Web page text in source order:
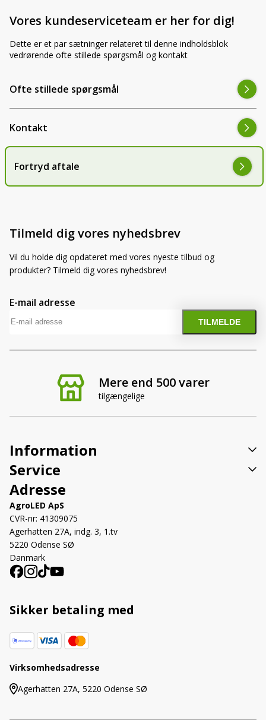
Mere end 500 varer
tilgængelige
Vores kundeserviceteam er her for dig!
Dette er et par sætninger relateret til denne indholdsblok
vedrørende ofte stillede spørgsmål og kontakt
Ofte stillede spørgsmål
Kontakt
Fortryd aftale
Tilmeld dig vores nyhedsbrev
Vil du holde dig opdateret med vores nyeste tilbud og
produkter? Tilmeld dig vores nyhedsbrev!
E-mail adresse
Information
Service
Adresse
AgroLED ApS
CVR-nr: 41309075
Agerhatten 27A, indg. 3, 1.tv
5220 Odense SØ
Danmark
Sikker betaling med
Virksomhedsadresse
Agerhatten 27A, 5220 Odense SØ